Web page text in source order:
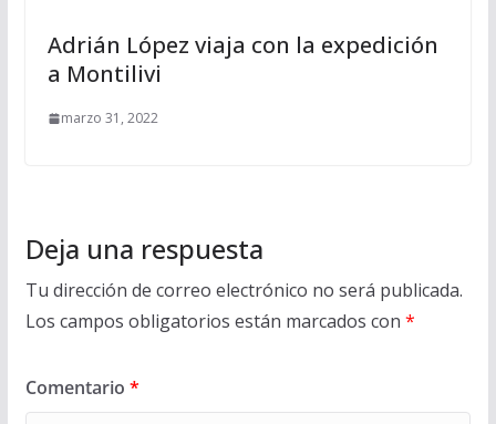
Adrián López viaja con la expedición
a Montilivi
marzo 31, 2022
Deja una respuesta
Tu dirección de correo electrónico no será publicada.
Los campos obligatorios están marcados con *
Comentario *